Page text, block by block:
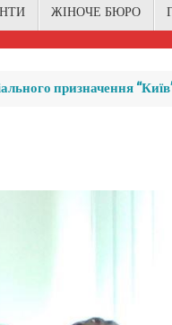
ЖІНОЧЕ БЮРО
призначення